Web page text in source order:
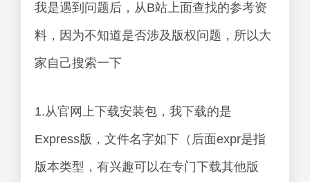
我是遇到问题后，从B站上面查找的参考资
料，因为不知道是否涉及版权问题，所以大
家自己搜索一下
1.从官网上下载安装包，我下载的是
Express版，文件名字如下（后面expr是指
版本类型，有兴趣可以在专门下载其他版